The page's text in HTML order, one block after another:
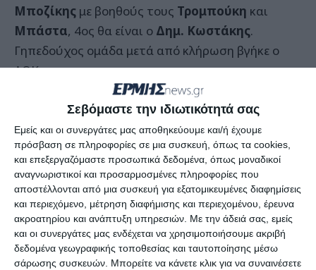
Σεβόμαστε την ιδιωτικότητά σας
Εμείς και οι συνεργάτες μας αποθηκεύουμε και/ή έχουμε
πρόσβαση σε πληροφορίες σε μια συσκευή, όπως τα cookies,
και επεξεργαζόμαστε προσωπικά δεδομένα, όπως μοναδικοί
αναγνωριστικοί και προσαρμοσμένες πληροφορίες που
αποστέλλονται από μια συσκευή για εξατομικευμένες διαφημίσεις
και περιεχόμενο, μέτρηση διαφήμισης και περιεχομένου, έρευνα
ακροατηρίου και ανάπτυξη υπηρεσιών. Με την άδειά σας, εμείς
και οι συνεργάτες μας ενδέχεται να χρησιμοποιήσουμε ακριβή
δεδομένα γεωγραφικής τοποθεσίας και ταυτοποίησης μέσω
σάρωσης συσκευών. Μπορείτε να κάνετε κλικ για να συναινέσετε
Μποζίκης με βοηθούς τους Τρομπούκη και
Μπάστα, 4ος θα είναι ο Δημ. Κωστάκης.
Γηπεδούχος ομάδα μετά από κλήρωση βγήκε ο
ΑΟΚ.
Η είσοδος θα είναι στα 5 ευρώ.
Παρατηρητής αγώνα θα είναι οΝίκος
Καλλιβωκάς.
Οι ομάδες θα κάνουν από 3 βραβεύσεις η κάθε μία.
Από τον ΑΟΚ θα βραβευτεί το Λύκειο
Κατασταρίου, ο Παναγιώτης Τρουπιώτηςκαι ο